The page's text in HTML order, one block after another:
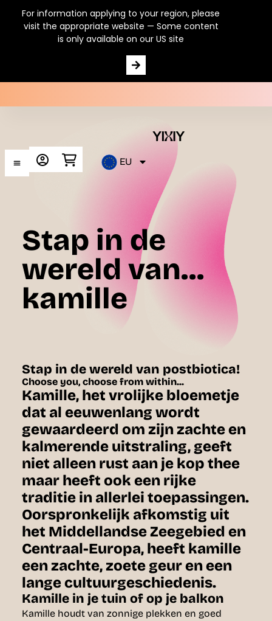
For information applying to your region, please
visit the appropriate website — Some content
is only available on our US site
EU
Stap in de
wereld van…
kamille
Stap in de wereld van postbiotica!
Choose you, choose from within...
Kamille, het vrolijke bloemetje
dat al eeuwenlang wordt
gewaardeerd om zijn zachte en
kalmerende uitstraling, geeft
niet alleen rust aan je kop thee
maar heeft ook een rijke
traditie in allerlei toepassingen.
Oorspronkelijk afkomstig uit
het Middellandse Zeegebied en
Centraal-Europa, heeft kamille
een zachte, zoete geur en een
lange cultuurgeschiedenis.
Kamille in je tuin of op je balkon
Kamille houdt van zonnige plekken en goed